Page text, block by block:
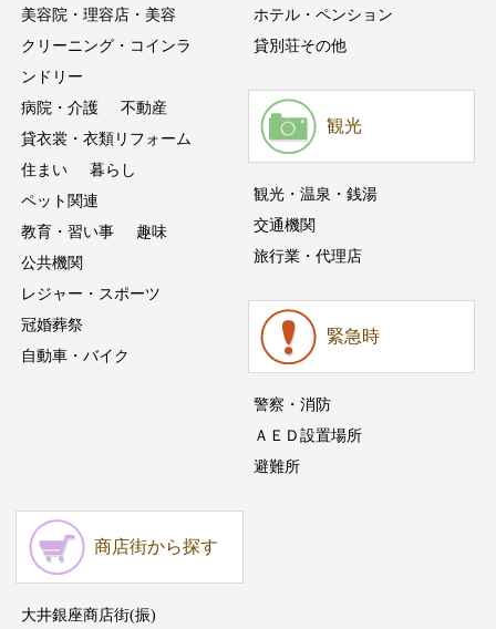
美容院・理容店・美容
クリーニング・コインラ
ンドリー
病院・介護
不動産
貸衣裳・衣類リフォーム
住まい
暮らし
ペット関連
教育・習い事
趣味
公共機関
レジャー・スポーツ
冠婚葬祭
自動車・バイク
ホテル・ペンション
貸別荘その他
観光
観光・温泉・銭湯
交通機関
旅行業・代理店
緊急時
警察・消防
ＡＥＤ設置場所
避難所
商店街から探す
大井銀座商店街(振)